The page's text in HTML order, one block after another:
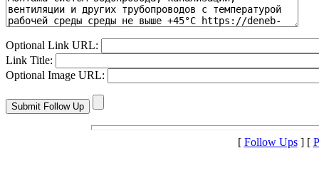
Optional Link URL:
Link Title:
Optional Image URL:
[ Follow Ups] [